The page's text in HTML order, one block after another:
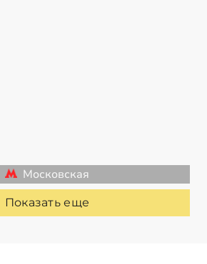
Московская
Показать еще